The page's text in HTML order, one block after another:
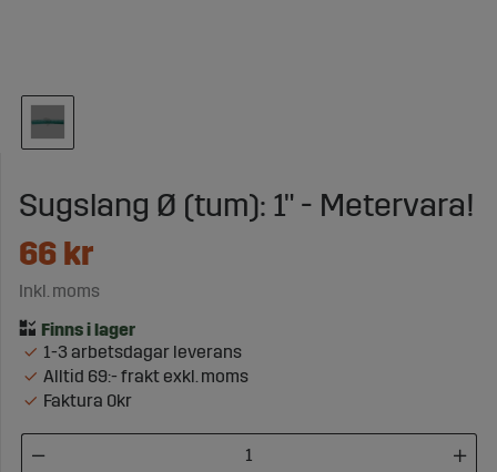
Sugslang Ø (tum): 1" - Metervara!
66 kr
Inkl. moms
1-3 arbetsdagar leverans
Alltid 69:- frakt exkl. moms
Faktura 0kr